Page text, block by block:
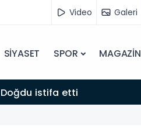
Video Galeri
SİYASET SPOR MAGAZİN
Doğdu istifa etti